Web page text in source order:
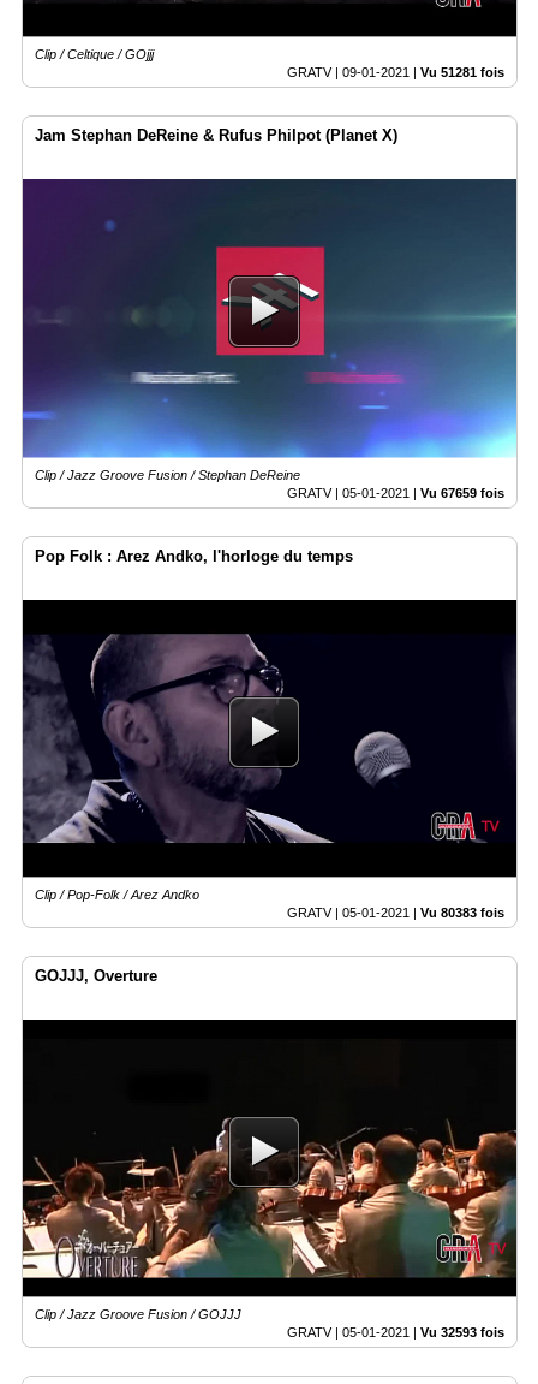
Clip / Celtique / GOjjj
GRATV | 09-01-2021 Vu 51281 fois
Jam Stephan DeReine & Rufus Philpot (Planet X)
Clip / Jazz Groove Fusion / Stephan DeReine
GRATV | 05-01-2021 | Vu 67659 fois
Pop Folk : Arez Andko, l'horloge du temps
Clip / Pop-Folk / Arez Andko
GRATV | 05-01-2021 | Vu 80383 fois
GOJJJ, Overture
Clip / Jazz Groove Fusion / GOJJJ
GRATV | 05-01-2021 Vu 32593 fois